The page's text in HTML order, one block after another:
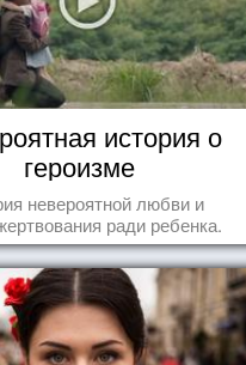
история о
героизме
невероятной любви и
ради ребенка.